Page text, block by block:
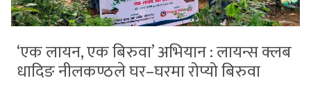
‘एक लायन, एक बिरुवा’ अभियान : लायन्स क्लब
धादिङ नीलकण्ठले घर–घरमा रोप्यो बिरुवा